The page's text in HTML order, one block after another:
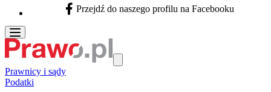
Facebook - otwiera się w nowej karcie
Przejdź do naszego profilu na Facebooku
Prawnicy i sądy
Podatki